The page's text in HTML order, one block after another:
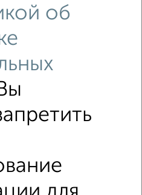
с ценой ниже
кирпичном доме
об